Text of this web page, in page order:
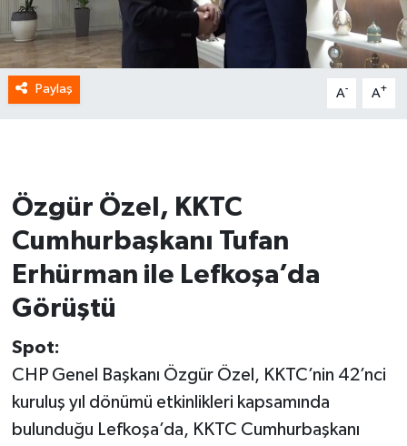
Paylaş A- A+
Özgür Özel, KKTC
Cumhurbaşkanı Tufan
Erhürman ile Lefkoşa’da
Görüştü
Spot:
CHP Genel Başkanı Özgür Özel, KKTC’nin 42’nci
kuruluş yıl dönümü etkinlikleri kapsamında
bulunduğu Lefkoşa’da, KKTC Cumhurbaşkanı